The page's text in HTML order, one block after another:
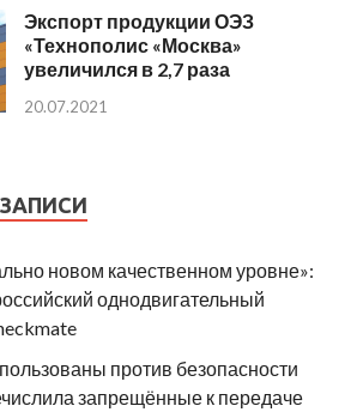
Экспорт продукции ОЭЗ
«Технополис «Москва»
увеличился в 2,7 раза
20.07.2021
новом качественном уровне»:
однодвигательный
против безопасности
запрещённые к передаче